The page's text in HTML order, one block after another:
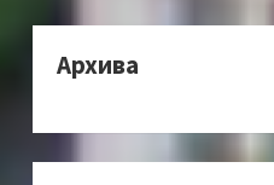
Архива